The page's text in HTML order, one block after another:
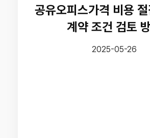
공유오피스가격 비용
계약 조건 검토
2025-05-26